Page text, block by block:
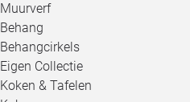
Muurverf
Behang
Behangcirkels
Eigen Collectie
Koken & Tafelen